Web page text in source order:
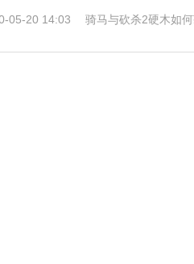
05-20 14:03 骑马与砍杀2硬木如